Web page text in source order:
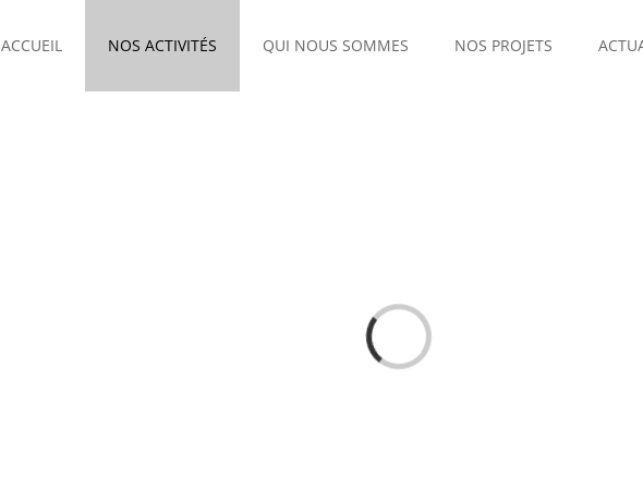
ACCUEIL NOS ACTIVITÉS QUI NOUS SOMMES NOS PROJETS
Chargement…